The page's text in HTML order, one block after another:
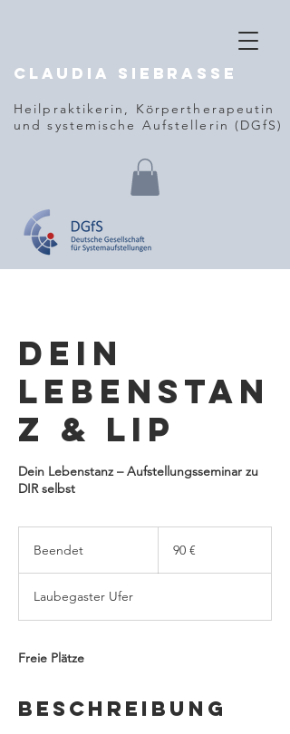
Claudia Siebrasse
Heilpraktikerin, Körpertherapeutin
und systemische Aufstellerin (DGfS)
Dein
Lebenstan
z & LIP
Dein Lebenstanz – Aufstellungsseminar zu
DIR selbst
Beendet
n
d
90 €
Laubegaster Ufer
Freie Plätze
Beschreibung